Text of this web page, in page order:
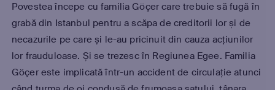
Povestea începe cu familia Göçer care trebuie să fugă în
grabă din Istanbul pentru a scăpa de creditorii lor și de
necazurile pe care și le-au pricinuit din cauza acțiunilor
lor frauduloase. Și se trezesc în Regiunea Egee. Familia
Göçer este implicată într-un accident de circulație atunci